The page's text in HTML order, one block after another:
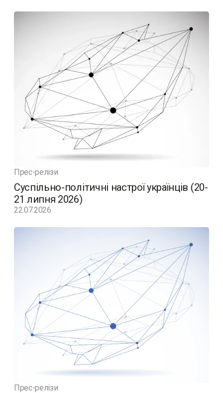
Прес-релізи
Суспільно-політичні настрої українців (20-
21 липня 2026)
22.07.2026
Прес-релізи